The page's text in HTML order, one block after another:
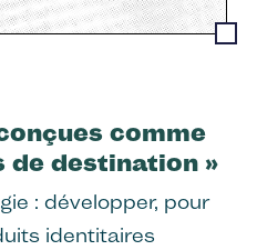
comme
de destination »
: développer, pour
identitaires